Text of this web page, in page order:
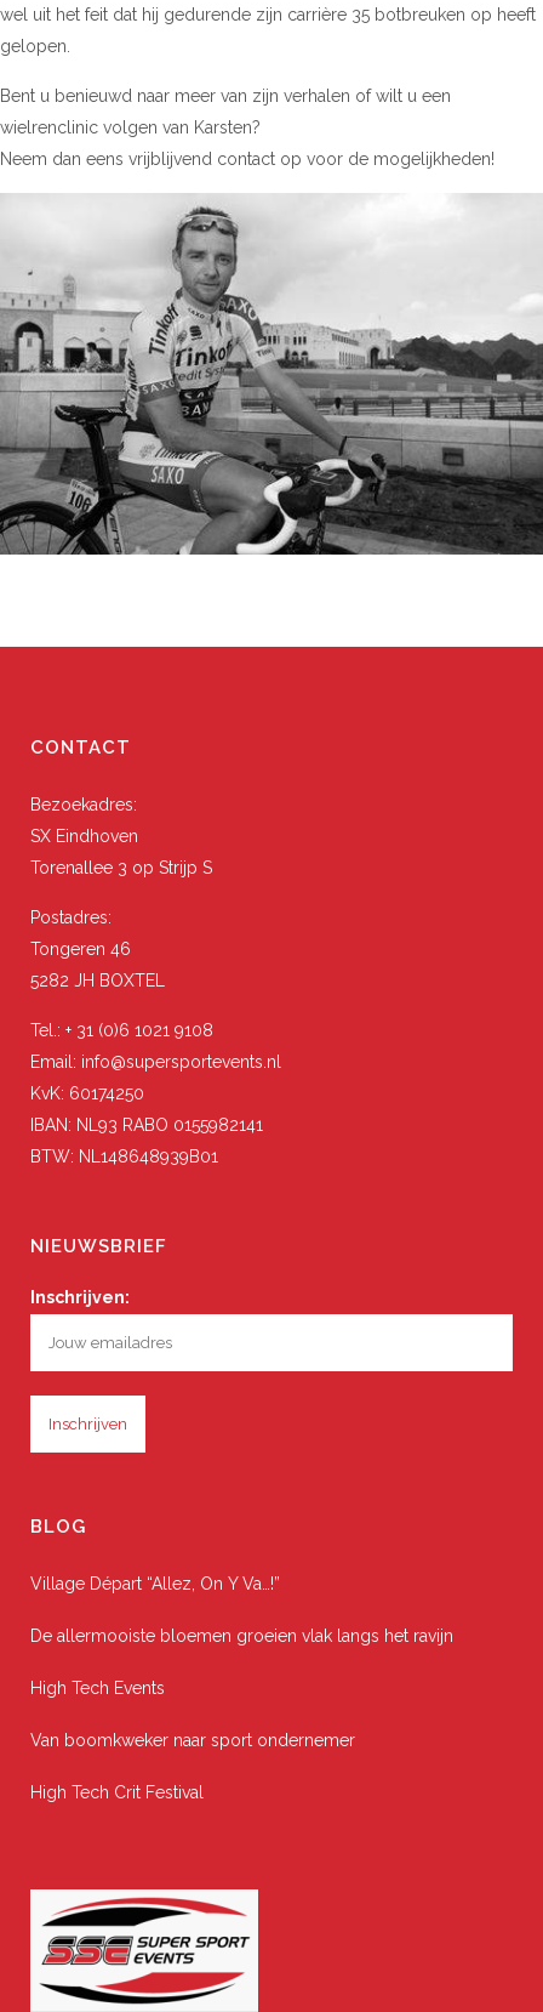
wel uit het feit dat hij gedurende zijn carrière 35 botbreuken op heeft
gelopen.
Bent u benieuwd naar meer van zijn verhalen of wilt u een
wielrenclinic volgen van Karsten?
Neem dan eens vrijblijvend contact op voor de mogelijkheden!
CONTACT
Bezoekadres:
SX Eindhoven
Torenallee 3 op Strijp S
Postadres:
Tongeren 46
5282 JH BOXTEL
Tel.: + 31 (0)6 1021 9108
Email: info@supersportevents.nl
KvK: 60174250
IBAN: NL93 RABO 0155982141
BTW: NL148648939B01
NIEUWSBRIEF
Inschrijven:
BLOG
Village Départ “Allez, On Y Va…!”
De allermooiste bloemen groeien vlak langs het ravijn
High Tech Events
Van boomkweker naar sport ondernemer
High Tech Crit Festival